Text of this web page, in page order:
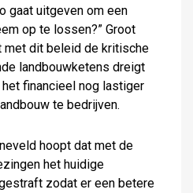
gaat uitgeven om een
op te lossen?” Groot
met dit beleid de kritische
landbouwketens dreigt
financieel nog lastiger
te bedrijven.
hoopt dat met de
het huidige
zodat er een betere